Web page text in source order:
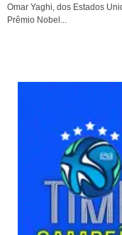
Omar Yaghi, dos Estados
Prêmio Nobel...